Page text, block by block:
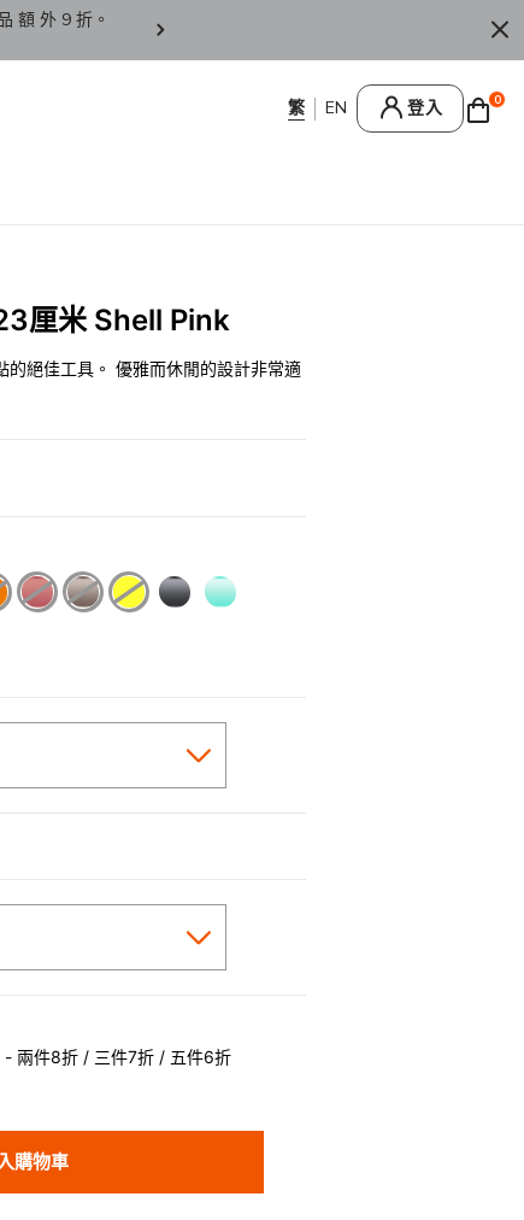
額 外 9 折。 香 港 / 澳 門 訂 單 滿
登入 0
厘米 Shell Pink
的絕佳工具。 優雅而休閒的設計非常適
- 兩件8折 / 三件7折 / 五件6折
購物車